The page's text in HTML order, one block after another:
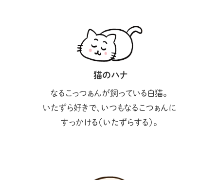
猫のハナ
なるこっつぁんが飼っている白猫。
いたずら好きで、いつもなるこつぁんに
すっかける（いたずらする）。